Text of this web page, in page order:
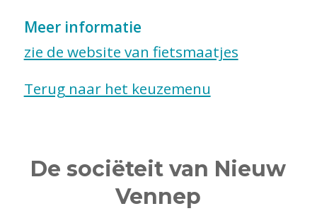
Meer informatie
zie de website van fietsmaatjes
Terug naar het keuzemenu
De sociëteit van Nieuw
Vennep